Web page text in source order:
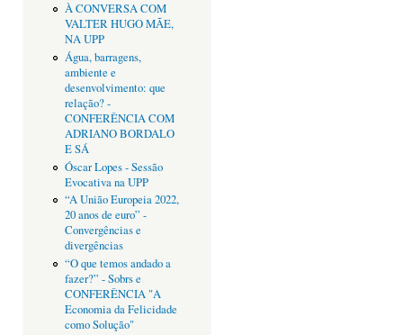
À CONVERSA COM
VALTER HUGO MÃE,
NA UPP
Água, barragens,
ambiente e
desenvolvimento: que
relação? -
CONFERÊNCIA COM
ADRIANO BORDALO
E SÁ
Óscar Lopes - Sessão
Evocativa na UPP
“A União Europeia 2022,
20 anos de euro” -
Convergências e
divergências
“O que temos andado a
fazer?” - Sobrs e
CONFERÊNCIA "A
Economia da Felicidade
como Solução"